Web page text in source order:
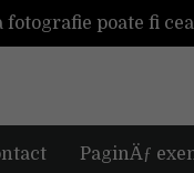
poate fi
PaginÄƒ